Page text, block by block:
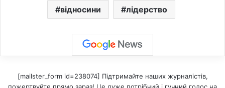
відносини лідерство
[mailster_form id=238074] Підтримайте наших журналістів,
пожертвуйте прямо зараз! Це дуже потрібний і гучний голос на